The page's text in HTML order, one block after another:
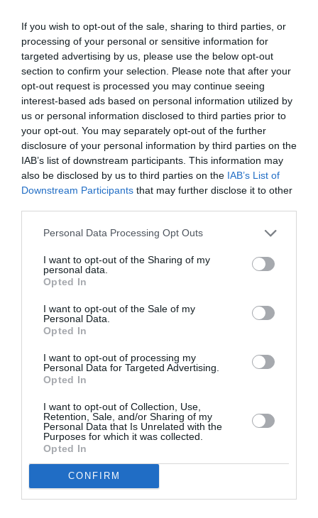
If you wish to opt-out of the sale, sharing to third parties, or
processing of your personal or sensitive information for
targeted advertising by us, please use the below opt-out
section to confirm your selection. Please note that after your
opt-out request is processed you may continue seeing
interest-based ads based on personal information utilized by
us or personal information disclosed to third parties prior to
your opt-out. You may separately opt-out of the further
disclosure of your personal information by third parties on the
IAB’s list of downstream participants. This information may
also be disclosed by us to third parties on the IAB’s List of
Downstream Participants that may further disclose it to other
Personal Data Processing Opt Outs
I want to opt-out of the Sharing of my
personal data.
Opted In
I want to opt-out of the Sale of my
Personal Data.
Opted In
I want to opt-out of processing my
Personal Data for Targeted Advertising.
Opted In
I want to opt-out of Collection, Use,
Retention, Sale, and/or Sharing of my
Personal Data that Is Unrelated with the
Purposes for which it was collected.
Opted In
CONFIRM
L’exécutif UE « est encore entrain d’examiner les
questions » déja affrontée une première fois au cours
du séminaire de travail du collège des commissaires,
a précisé le porte-parole, qui a souligné comme »
sussistendo toujours du doutes » sur l’initiative
française, il a ètè »demandée à la France des
ultérieurs informations ». En particulier, à susciter la
rèaction de de Bruxelles se sont les rapatriements
volontaires avec remboursement économique, non
de l’UE pour les citoyens communautaires, et
l’évaluation des individuels cas des personnes
Le ministre français de l’immigration Eric Besson,
Commission, avait par contre nié se traiter de »
l’expulsion de masse ». Demain, a ensuite rappellé
Newman est en programme une rencontre technique
avec des représentants français, pendant que
martedi’, le commissaire Reding riferira’ sur la
question devant le Parlement européen réuni dans
plénière à Strasburgo.